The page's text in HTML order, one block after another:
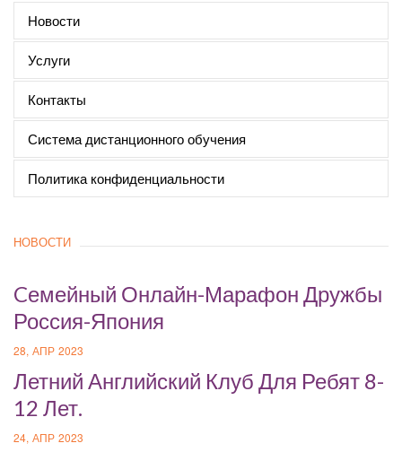
Новости
Услуги
Контакты
Система дистанционного обучения
Политика конфиденциальности
НОВОСТИ
Cемейный Онлайн-Марафон Дружбы
Россия-Япония
28, АПР 2023
Летний Английский Клуб Для Ребят 8-
12 Лет.
24, АПР 2023